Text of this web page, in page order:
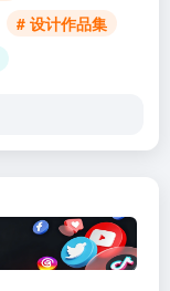
# 设计作品集